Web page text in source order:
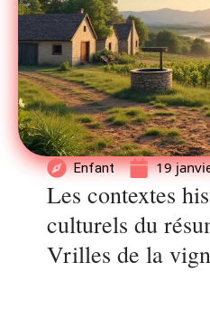
Enfant 19
Les contextes
culturels du
Vrilles de la